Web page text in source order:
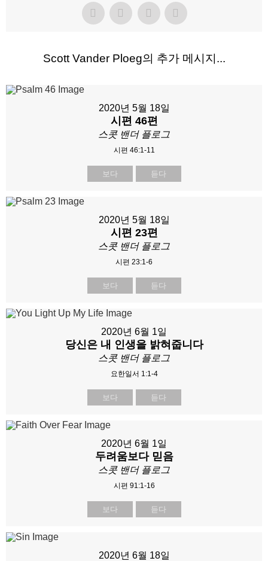
Scott Vander Ploeg의 추가 메시지...
2020년 5월 18일
시편 46편
스콧 밴더 플로그
시편 46:1-11
보다 듣다
2020년 5월 18일
시편 23편
스콧 밴더 플로그
시편 23:1-6
보다 듣다
2020년 6월 1일
당신은 내 인생을 밝혀줍니다
스콧 밴더 플로그
요한일서 1:1-4
보다 듣다
2020년 6월 1일
두려움보다 믿음
스콧 밴더 플로그
시편 91:1-16
보다 듣다
2020년 6월 18일